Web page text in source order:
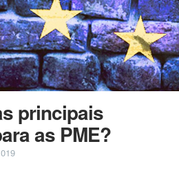
principais
as PME?